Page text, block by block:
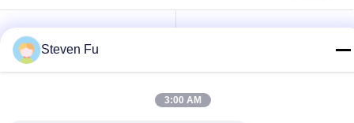
Stahlkonstruktion
LagerSteven Fu
3:00 AM